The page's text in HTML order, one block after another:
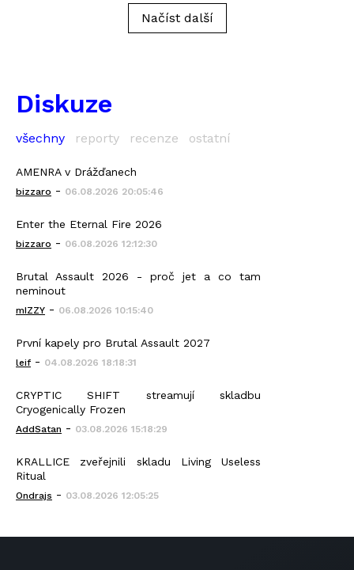
Načíst další
Diskuze
všechny reporty recenze ostatní
AMENRA v Drážďanech
bizzaro - 06.08.2026 20:05:46
Enter the Eternal Fire 2026
bizzaro - 06.08.2026 12:12:30
Brutal Assault 2026 - proč jet a co tam
neminout
mIZZY - 06.08.2026 10:15:40
První kapely pro Brutal Assault 2027
leif - 04.08.2026 18:18:31
CRYPTIC SHIFT streamují skladbu
Cryogenically Frozen
AddSatan - 03.08.2026 15:18:29
KRALLICE zveřejnili skladu Living Useless
Ritual
Ondrajs - 03.08.2026 12:05:25